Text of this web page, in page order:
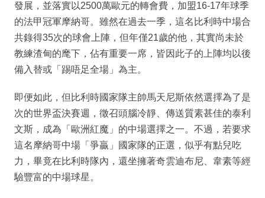
發展，並落實以2500萬歐元的轉會費，加盟16-17年球季
的法甲冠軍摩納哥。雖然在過去一季，這名比利時中場合
共錄得35次的球會上陣，但年僅21歲的他，其實尚未於
教練渣甸的麾下，佔有重要一席，皆因此子的上陣均以後
備入替或「踢唔足全場」為主。
即便如此，但比利時國家隊主帥馬天尼斯依然選擇為了是
次的世界盃決賽週，徵召頭腦冷靜、傳送質素甚佳的泰利
文斯，成為「歐洲紅魔」的中場選擇之一。不過，若要求
這名摩納哥中場「爭贏」國家隊的正選，似乎有點兒吃
力，畢竟在比利時隊內，還坐擁著奇雲迪布尼、韋素等經
驗豐富的中場球星。